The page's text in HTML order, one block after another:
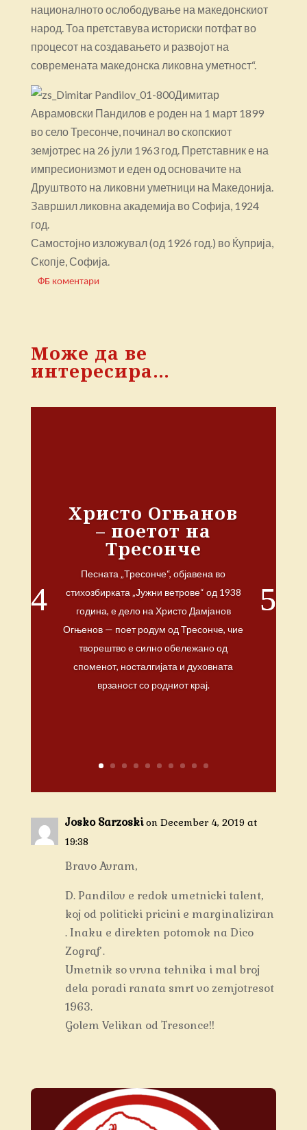
националното ослободување на македонскиот
народ. Тоа претставува историски потфат во
процесот на создавањето и развојот на
современата македонска ликовна уметност“.
Димитар
Аврамовски Пандилов е роден на 1 март 1899
во село Тресонче, починал во скопскиот
земјотрес на 26 јули 1963 год. Претставник е на
импресионизмот и еден од основачите на
Друштвото на ликовни уметници на Македонија.
Завршил ликовна академија во Софија, 1924
год.
Самостојно изложувал (од 1926 год.) во Ќуприја,
Скопје, Софија.
ФБ коментари
Може да ве
интересира…
Христо Огњанов
– поетот на
Тресонче
Песната „Тресонче“, објавена во
стихозбирката „Јужни ветрове“ од 1938
година, е дело на Христо Дамјанов
Огњенов — поет родум од Тресонче, чие
творештво е силно обележано од
споменот, носталгијата и духовната
врзаност со родниот крај.
Josko Sarzoski on December 4, 2019 at
19:38
Bravo Avram,
D. Pandilov e redok umetnicki talent,
koj od politicki pricini e marginaliziran
. Inaku e direkten potomok na Dico
Zograf .
Umetnik so vrvna tehnika i mal broj
dela poradi ranata smrt vo zemjotresot
1963.
Golem Velikan od Tresonce!!